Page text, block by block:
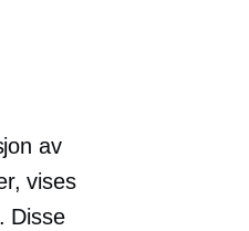
av
vises
Disse